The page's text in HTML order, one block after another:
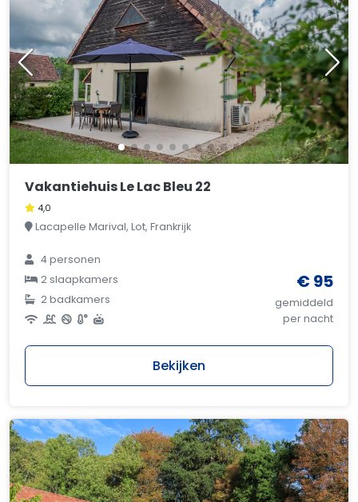
Vakantiehuis Le Lac Bleu 22
4,0
Lacapelle Marival, Lot, Frankrijk
4 personen
2 slaapkamers
2 badkamers
€ 95
gemiddeld
per nacht
Bekijken